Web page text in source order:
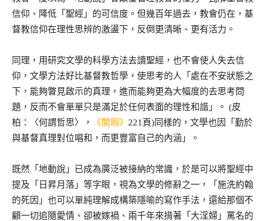
信仰、降低「聖經」的可信度。但幾百年過去，教會仍在，基
督教信仰在理性思辨的激盪下，反倒更清晰、更有活力。
同理，用研究文學的科學方法去讀聖經，也不會使人失去信
仰，文學方法好比基督教哲學，使思考的人「處在不安狀態之
下，能夠瞥見啟示的真理，進而能夠更為大幅度的去思考問
題，反而不會單單只是滿足於任何表面的理性和諧」。 (皮
柏：〈何謂哲思〉，
《閒暇》 221頁)同樣的，文學也因「勤於
與基督真理對位唱和，而更豐富自己的內涵」。
既然「地動說」已成為廣泛被接納的常識，於是可以將聖經中
提及「日昇月落」等字眼，視為文學的修辭之一，「施洗約翰
的死因」也可以單純理解成構築隱喻的寫作手法，還給那個不
顧一切追隨愛情、卻被嫁禍、兩千年來揹著「大淫婦」罵名的